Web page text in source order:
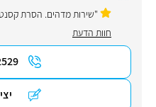
"שירות מדהים. הסרת
חוות הדעת